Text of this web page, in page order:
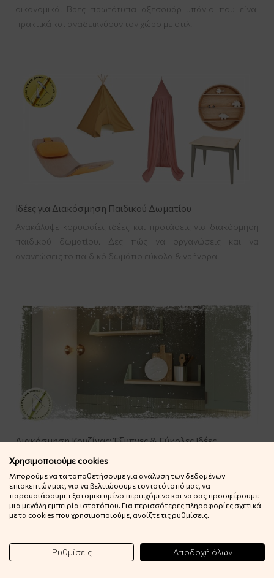
οικονομικά. Βρες πρωτότυπα αξεσουάρ μπάνιο που είναι
πρακτικά και αναδεικνύουν τον χώρο με στιλ.
Ιδέες για Διακόσμηση Παιδικού Δωματίου
Ανακάλυψε κορυφαίες ιδέες και προτάσεις για διακόσμηση
παιδικού δωματίου. Δες πώς να οργανώσεις και να
ανανεώσεις το παιδικό δωμάτιο εύκολα & γρήγορα.
Διακόσμηση Κουζίνας: Έξυπνες & Εύκολες Ιδέες
Ανακάλυψε πώς να διακοσμήσεις την κουζίνα σου με εύκολες
και έξυπνες ιδέες. Δες βήμα βήμα τι κάνεις για να φτιάξεις μια
όμορφη και λειτουργική κουζίνα.
Χρησιμοποιούμε cookies
Μπορούμε να τα τοποθετήσουμε για ανάλυση των δεδομένων
επισκεπτών μας, για να βελτιώσουμε τον ιστότοπό μας, να
παρουσιάσουμε εξατομικευμένο περιεχόμενο και να σας προσφέρουμε
μια μεγάλη εμπειρία ιστοτόπου. Για περισσότερες πληροφορίες σχετικά
με τα cookies που χρησιμοποιούμε, ανοίξτε τις ρυθμίσεις.
Ρυθμίσεις Αποδοχή όλων